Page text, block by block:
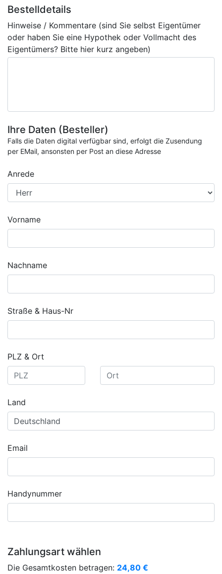
Bestelldetails
Hinweise / Kommentare (sind Sie selbst Eigentümer
oder haben Sie eine Hypothek oder Vollmacht des
Eigentümers? Bitte hier kurz angeben)
Ihre Daten (Besteller)
Falls die Daten digital verfügbar sind, erfolgt die Zusendung
per EMail, ansonsten per Post an diese Adresse
Anrede
Vorname
Nachname
Straße & Haus-Nr
PLZ & Ort
Land
Email
Handynummer
Zahlungsart wählen
Die Gesamtkosten betragen: 24,80 €